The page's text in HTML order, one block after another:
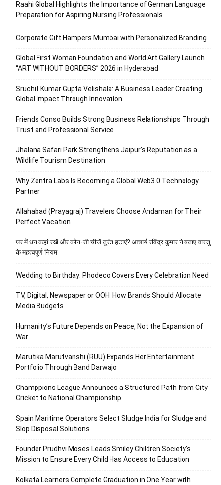
Raahi Global Highlights the Importance of German Language
Preparation for Aspiring Nursing Professionals
Corporate Gift Hampers Mumbai with Personalized Branding
Global First Woman Foundation and World Art Gallery Launch
“ART WITHOUT BORDERS” 2026 in Hyderabad
Sruchit Kumar Gupta Velishala: A Business Leader Creating
Global Impact Through Innovation
Friends Conso Builds Strong Business Relationships Through
Trust and Professional Service
Jhalana Safari Park Strengthens Jaipur’s Reputation as a
Wildlife Tourism Destination
Why Zentra Labs Is Becoming a Global Web3.0 Technology
Partner
Allahabad (Prayagraj) Travelers Choose Andaman for Their
Perfect Vacation
घर में धन कहां रखें और कौन-सी चीजें तुरंत हटाएं? आचार्य रविंद्र कुमार ने बताए वास्तु
के महत्वपूर्ण नियम
Wedding to Birthday: Phodeco Covers Every Celebration Need
TV, Digital, Newspaper or OOH: How Brands Should Allocate
Media Budgets
Humanity’s Future Depends on Peace, Not the Expansion of
War
Marutika Marutvanshi (RUU) Expands Her Entertainment
Portfolio Through Band Darwajo
Champpions League Announces a Structured Path from City
Cricket to National Championship
Spain Maritime Operators Select Sludge India for Sludge and
Slop Disposal Solutions
Founder Prudhvi Moses Leads Smiley Children Society’s
Mission to Ensure Every Child Has Access to Education
Kolkata Learners Complete Graduation in One Year with